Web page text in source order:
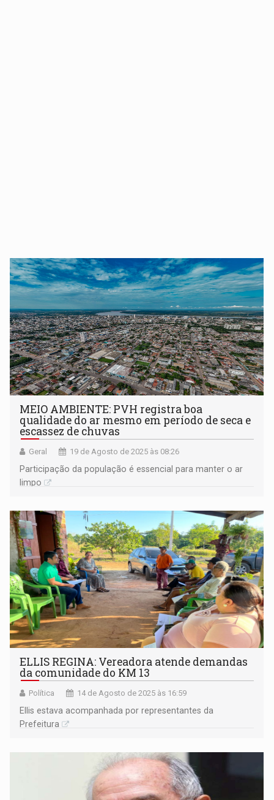
MEIO AMBIENTE: PVH registra boa
qualidade do ar mesmo em período de seca e
escassez de chuvas
Geral 19 de Agosto de 2025 às 08:26
Participação da população é essencial para manter o ar
limpo
ELLIS REGINA: Vereadora atende demandas
da comunidade do KM 13
Política 14 de Agosto de 2025 às 16:59
Ellis estava acompanhada por representantes da
Prefeitura